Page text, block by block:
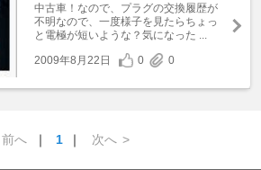
中古車！なので、プラグの交換履歴が
不明なので、一度様子を見たらちょっ
と電極が短いような？気になった ...
2009年8月22日
0 0
前へ ｜ 1 ｜ 次へ >